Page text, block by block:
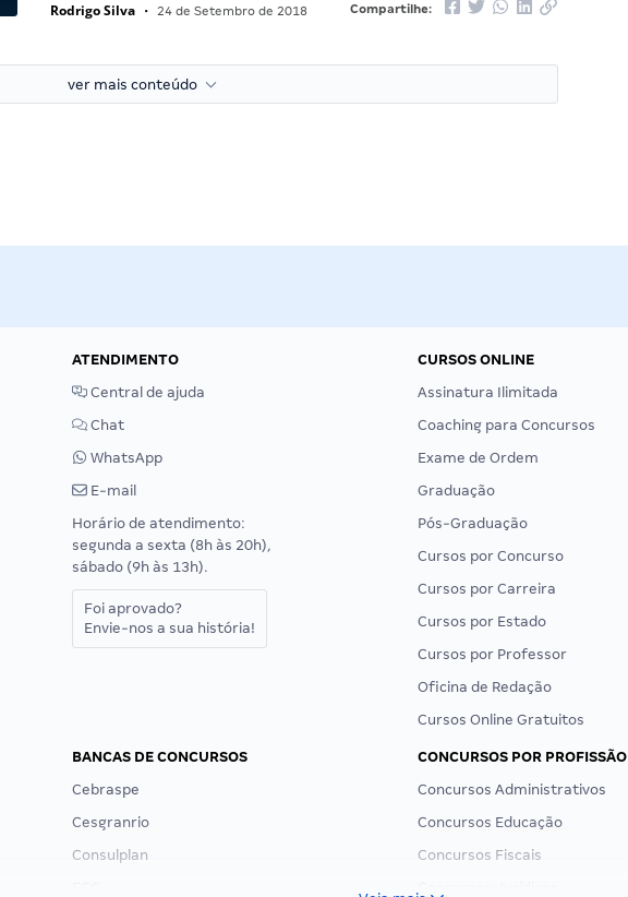
Rodrigo Silva • 24 de Setembro de 2018 Compartilhe:
ver mais conteúdo
ATENDIMENTO
Central de ajuda
Chat
WhatsApp
E-mail
Horário de atendimento:
segunda a sexta (8h às 20h),
sábado (9h às 13h).
Foi aprovado?
Envie-nos a sua história!
CURSOS ONLINE
Assinatura Ilimitada
Coaching para Concursos
Exame de Ordem
Graduação
Pós-Graduação
Cursos por Concurso
Cursos por Carreira
Cursos por Estado
Cursos por Professor
Oficina de Redação
Cursos Online Gratuitos
BANCAS DE CONCURSOS
Cebraspe
Cesgranrio
Consulplan
CONCURSOS POR PROFISSÃO
Concursos Administrativos
Concursos Educação
Concursos Fiscais